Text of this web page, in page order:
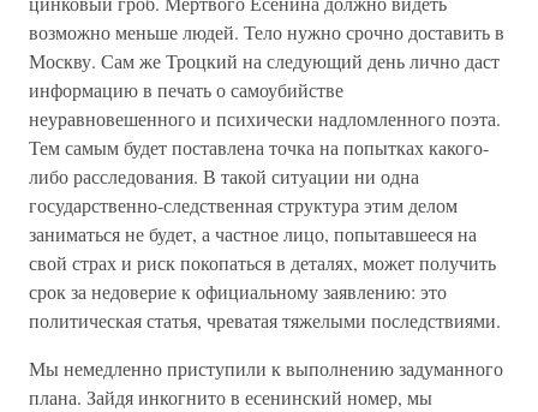
возможно меньше людей. Тело нужно срочно доставить в
Москву. Сам же Троцкий на следующий день лично даст
информацию в печать о самоубийстве
неуравновешенного и психически надломленного поэта.
Тем самым будет поставлена точка на попытках какого-
либо расследования. В такой ситуации ни одна
государственно-следственная структура этим делом
заниматься не будет, а частное лицо, попытавшееся на
свой страх и риск покопаться в деталях, может получить
срок за недоверие к официальному заявлению: это
политическая статья, чреватая тяжелыми последствиями.
Мы немедленно приступили к выполнению задуманного
плана. Зайдя инкогнито в есенинский номер, мы